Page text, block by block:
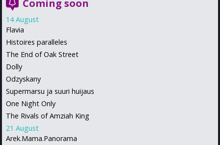
Coming soon
14 August
Flavia
Histoires paralleles
The End of Oak Street
Dolly
Odzyskany
Supermarsu ja suuri huijaus
One Night Only
The Rivals of Amziah King
21 August
Arek.Mama.Panorama